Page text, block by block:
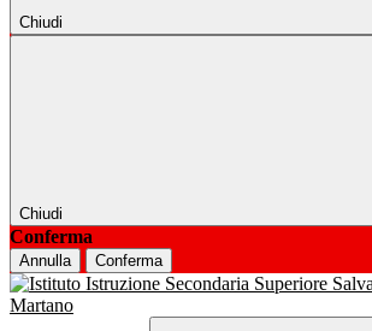
Chiudi
Chiudi
Conferma
Annulla Conferma